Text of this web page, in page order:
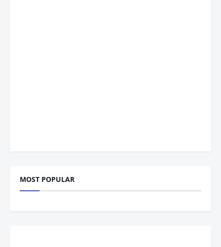
MOST POPULAR